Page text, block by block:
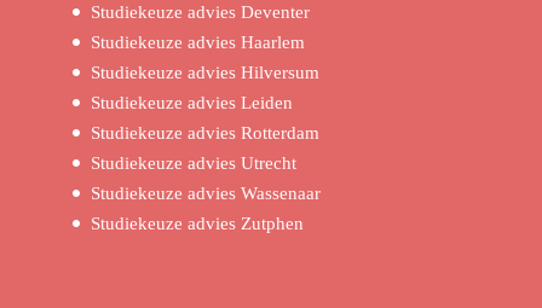
Studiekeuze advies Deventer
Studiekeuze advies Haarlem
Studiekeuze advies Hilversum
Studiekeuze advies Leiden
Studiekeuze advies Rotterdam
Studiekeuze advies Utrecht
Studiekeuze advies Wassenaar
Studiekeuze advies Zutphen